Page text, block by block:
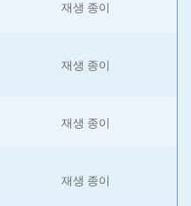
재생 종이
재생 종이
재생 종이
재생 종이